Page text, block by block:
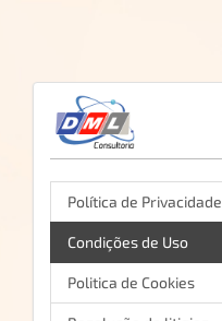
Política de Privacidade
Condições de Uso
Politica de Cookies